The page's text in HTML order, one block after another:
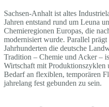
Sachsen-Anhalt ist altes
Jahren entstand rund um Leuna
Chemieregionen Europas, die
modernisiert wurde. Parallel
Jahrhunderten die deutsche
Tradition – Chemie und Acker –
Wirtschaft mit Produktionszyklen
Bedarf an flexiblen, temporären
jahrelang fest gebunden zu sein.